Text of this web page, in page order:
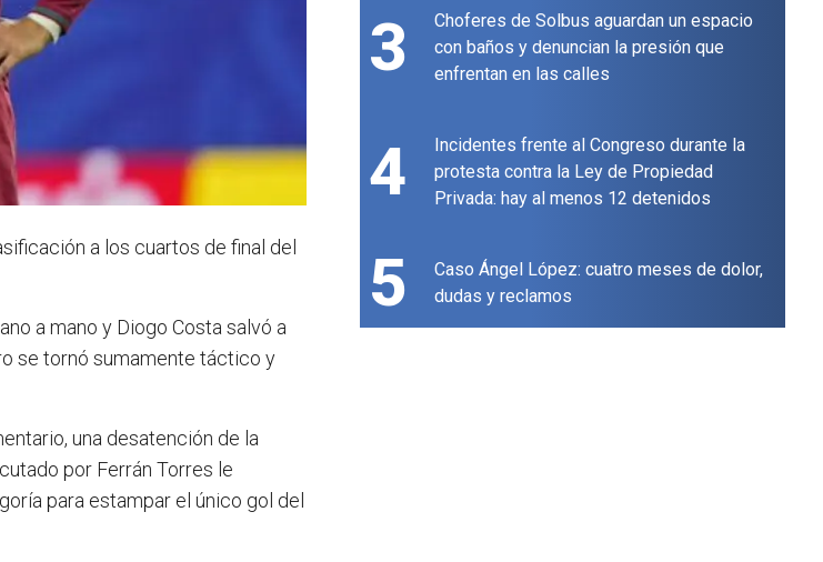
a los cuartos de final del
a mano y Diogo Costa salvó a
se tornó sumamente táctico y
una desatención de la
por Ferrán Torres le
para estampar el único gol del
3
Choferes de Solbus aguardan un espacio
con baños y denuncian la presión que
enfrentan en las calles
4
Incidentes frente al Congreso durante la
protesta contra la Ley de Propiedad
Privada: hay al menos 12 detenidos
5
Caso Ángel López: cuatro meses de dolor,
dudas y reclamos